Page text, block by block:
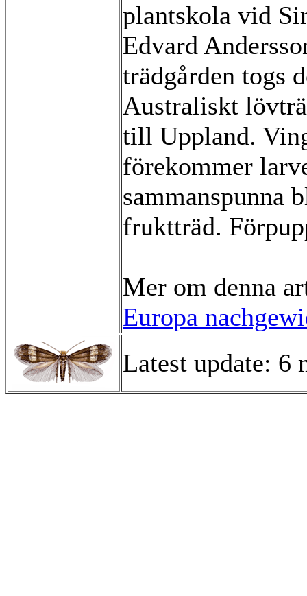
plantskola vid
Edvard
trädgården togs
Australiskt
till Uppland.
förekommer
sammanspunna
fruktträd.
Mer om denna
Europa
Latest update: 6